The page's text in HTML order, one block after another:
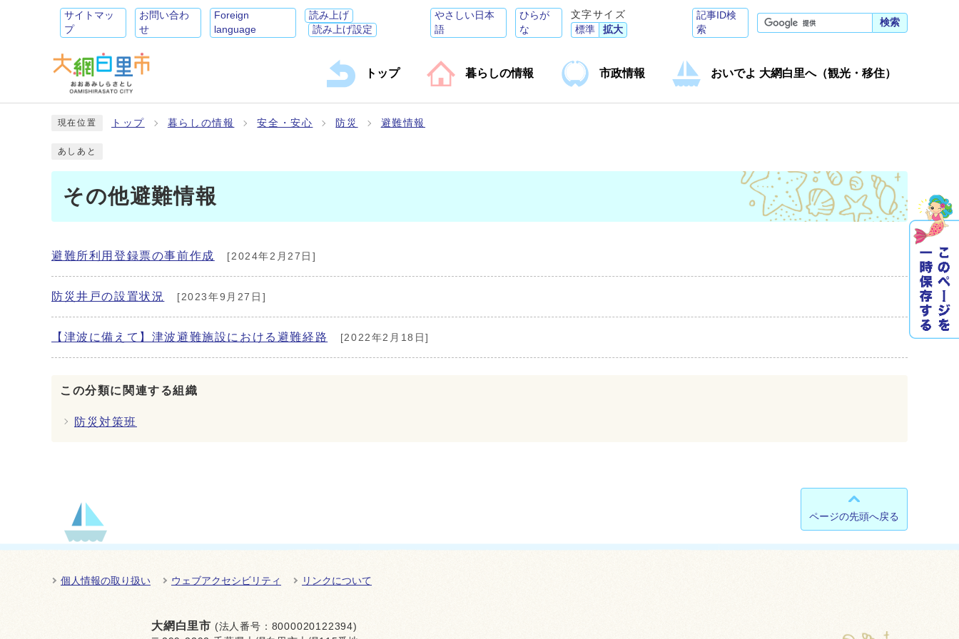
サイトマッ
プ
お問い合わ
せ
Foreign
language
読み上げ
読み上げ設定
やさしい日本
語
ひらが
な
文字サイズ
標準
拡大
記事ID検
索
検索
トップ 暮らしの情報 市政情報 おいでよ 大網白里へ（観光・移住）
現在位置 トップ 暮らしの情報 安全・安心 防災 避難情報
あしあと
その他避難情報
避難所利用登録票の事前作成 [2024年2月27日]
防災井戸の設置状況 [2023年9月27日]
【津波に備えて】津波避難施設における避難経路 [2022年2月18日]
この分類に関連する組織
防災対策班
ページの先頭へ戻る
個人情報の取り扱い ウェブアクセシビリティ リンクについて
大網白里市 (法人番号：8000020122394)